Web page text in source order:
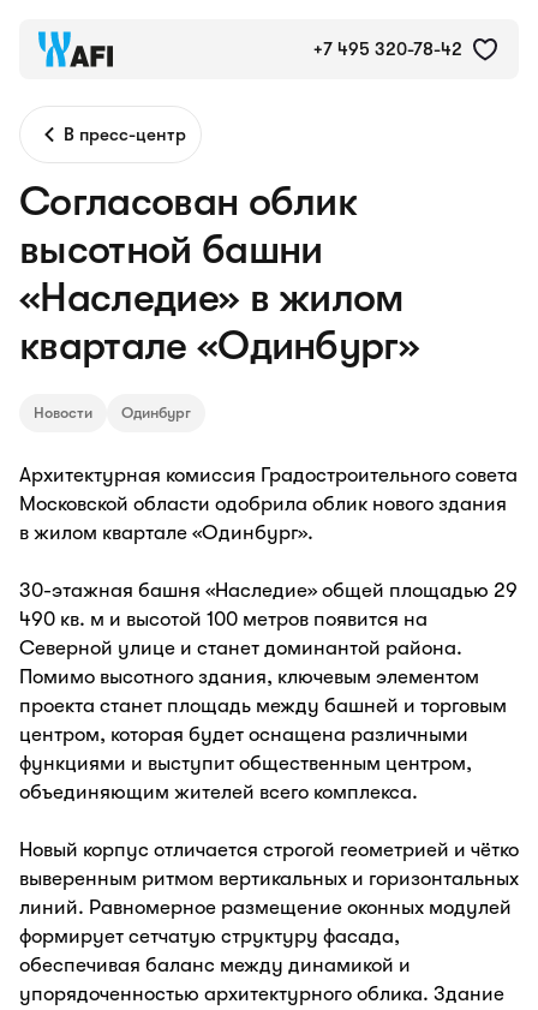
+7 495 320-78-42
В пресс-центр
Согласован облик
высотной башни
«Наследие» в жилом
квартале «Одинбург»
Новости Одинбург
Архитектурная комиссия Градостроительного совета
Московской области одобрила облик нового здания
в жилом квартале «Одинбург».
30-этажная башня «Наследие» общей площадью 29
490 кв. м и высотой 100 метров появится на
Северной улице и станет доминантой района.
Помимо высотного здания, ключевым элементом
проекта станет площадь между башней и торговым
центром, которая будет оснащена различными
функциями и выступит общественным центром,
объединяющим жителей всего комплекса.
Новый корпус отличается строгой геометрией и чётко
выверенным ритмом вертикальных и горизонтальных
линий. Равномерное размещение оконных модулей
формирует сетчатую структуру фасада,
обеспечивая баланс между динамикой и
упорядоченностью архитектурного облика. Здание